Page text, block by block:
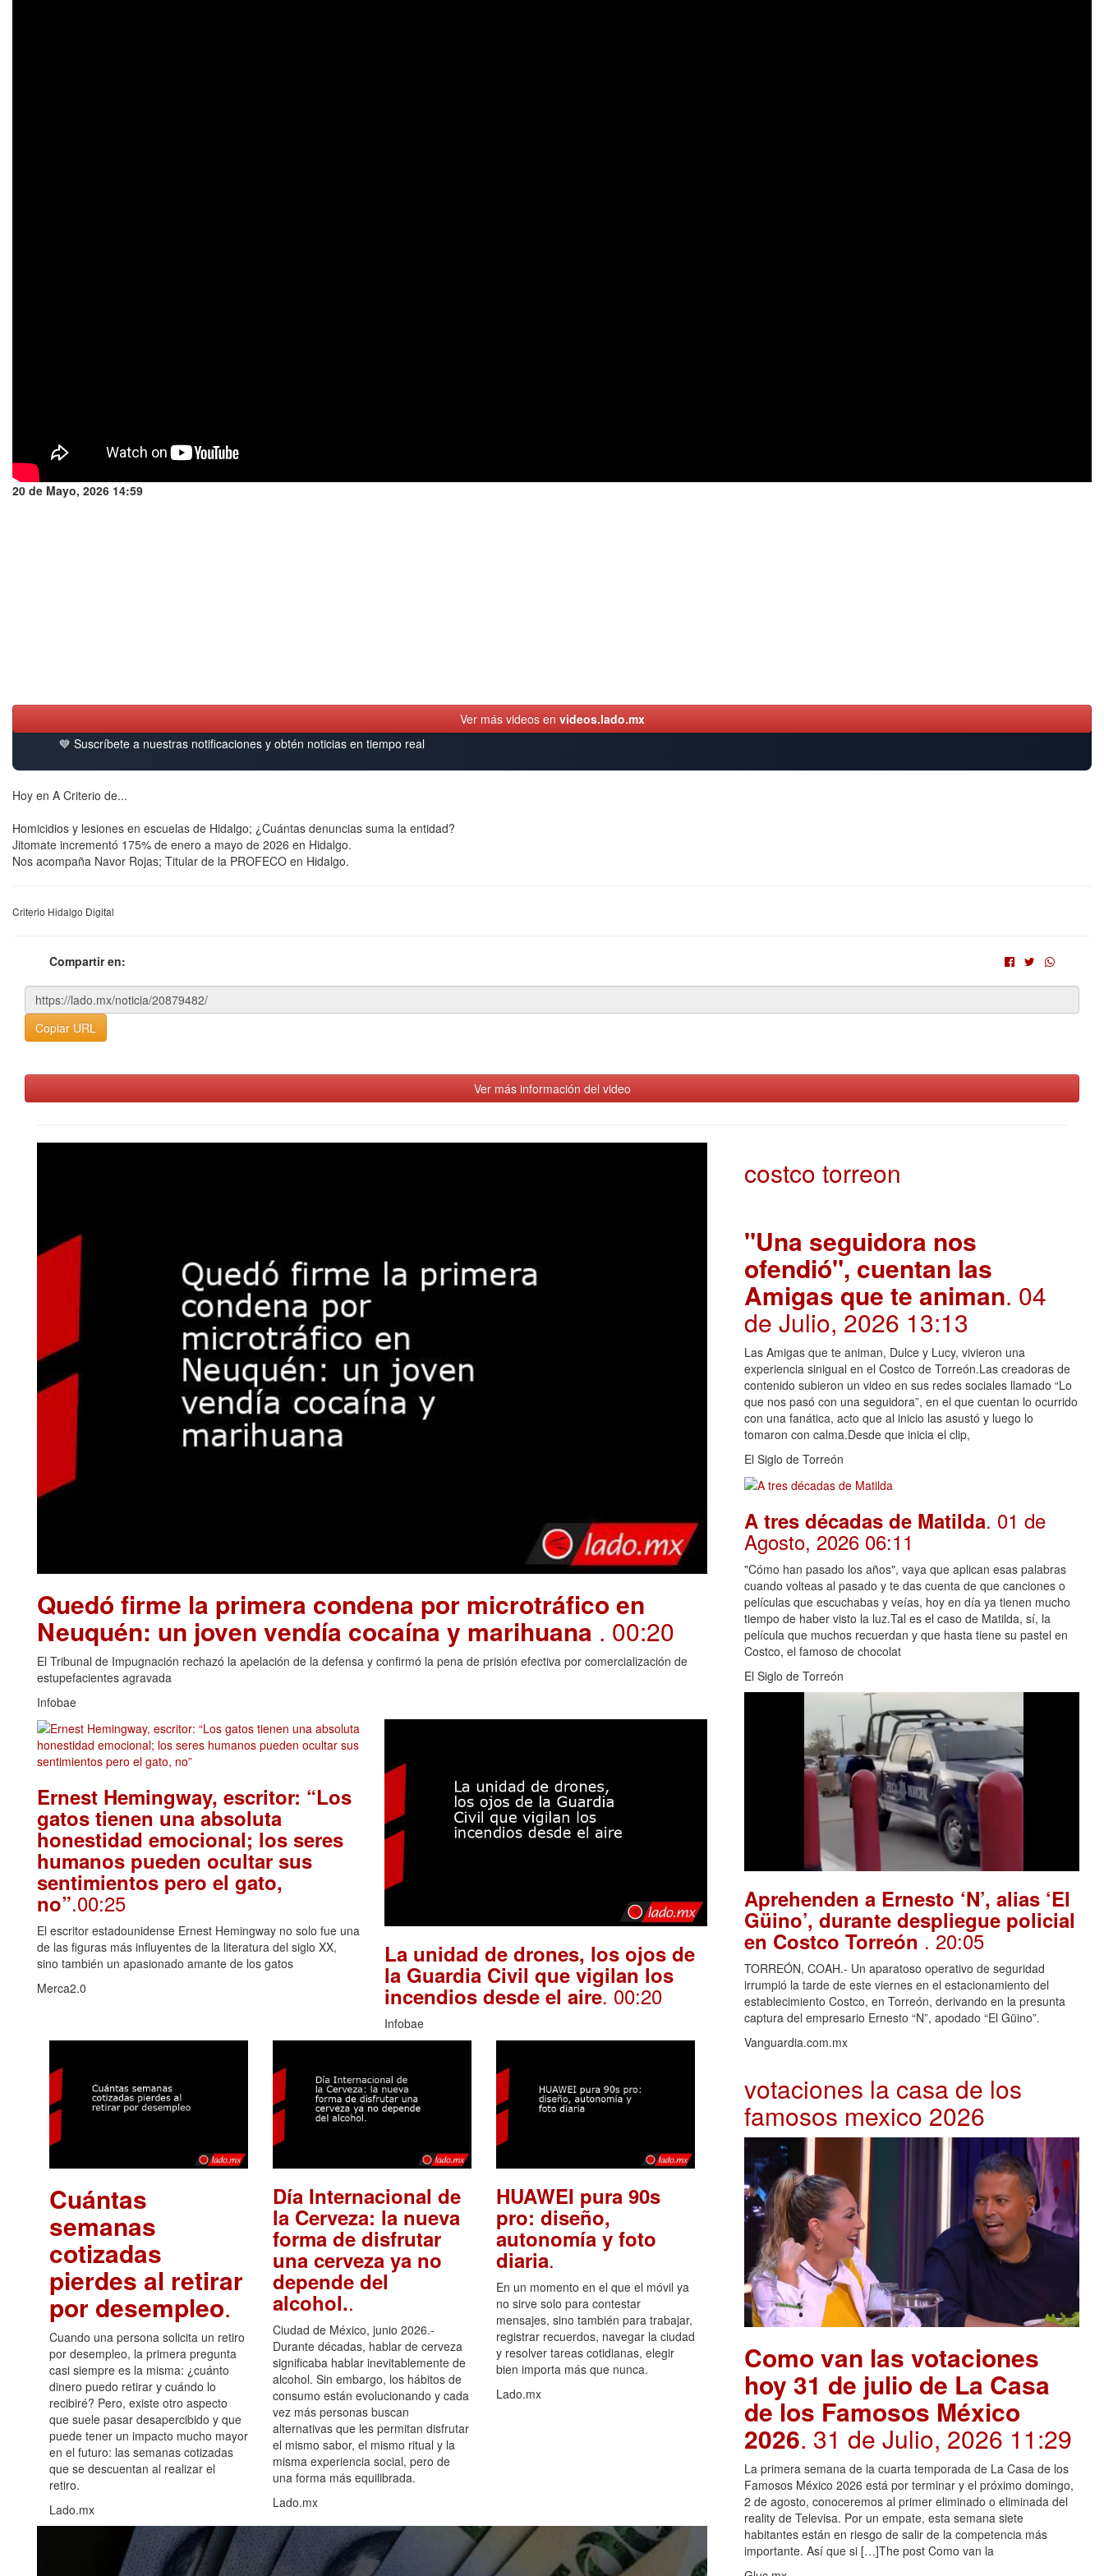
20 de Mayo, 2026 14:59
Ver más videos en videos.lado.mx
💙 Suscríbete a nuestras notificaciones y obtén noticias en tiempo real
Hoy en A Criterio de...
Homicidios y lesiones en escuelas de Hidalgo; ¿Cuántas denuncias suma la entidad?
Jitomate incrementó 175% de enero a mayo de 2026 en Hidalgo.
Nos acompaña Navor Rojas; Titular de la PROFECO en Hidalgo.
Criterio Hidalgo Digital
Compartir en:
Copiar URL
Ver más información del video
Quedó firme la primera condena por microtráfico en
Neuquén: un joven vendía cocaína y marihuana . 00:20
El Tribunal de Impugnación rechazó la apelación de la defensa y confirmó la pena de prisión efectiva por comercialización de
estupefacientes agravada
Infobae
Ernest Hemingway, escritor: “Los
gatos tienen una absoluta
honestidad emocional; los seres
humanos pueden ocultar sus
sentimientos pero el gato,
no”.00:25
El escritor estadounidense Ernest Hemingway no solo fue una
de las figuras más influyentes de la literatura del siglo XX,
sino también un apasionado amante de los gatos
Merca2.0
La unidad de drones, los ojos de
la Guardia Civil que vigilan los
incendios desde el aire. 00:20
Infobae
Cuántas
semanas
cotizadas
pierdes al retirar
por desempleo.
Cuando una persona solicita un retiro
por desempleo, la primera pregunta
casi siempre es la misma: ¿cuánto
dinero puedo retirar y cuándo lo
recibiré? Pero, existe otro aspecto
que suele pasar desapercibido y que
puede tener un impacto mucho mayor
en el futuro: las semanas cotizadas
que se descuentan al realizar el
retiro.
Lado.mx
Día Internacional de
la Cerveza: la nueva
forma de disfrutar
una cerveza ya no
depende del
alcohol..
Ciudad de México, junio 2026.-
Durante décadas, hablar de cerveza
significaba hablar inevitablemente de
alcohol. Sin embargo, los hábitos de
consumo están evolucionando y cada
vez más personas buscan
alternativas que les permitan disfrutar
el mismo sabor, el mismo ritual y la
misma experiencia social, pero de
una forma más equilibrada.
Lado.mx
HUAWEI pura 90s
pro: diseño,
autonomía y foto
diaria.
En un momento en el que el móvil ya
no sirve solo para contestar
mensajes, sino también para trabajar,
registrar recuerdos, navegar la ciudad
y resolver tareas cotidianas, elegir
bien importa más que nunca.
Lado.mx
costco torreon
"Una seguidora nos
ofendió", cuentan las
Amigas que te animan. 04
de Julio, 2026 13:13
Las Amigas que te animan, Dulce y Lucy, vivieron una
experiencia sinigual en el Costco de Torreón.Las creadoras de
contenido subieron un video en sus redes sociales llamado “Lo
que nos pasó con una seguidora”, en el que cuentan lo ocurrido
con una fanática, acto que al inicio las asustó y luego lo
tomaron con calma.Desde que inicia el clip,
El Siglo de Torreón
A tres décadas de Matilda. 01 de
Agosto, 2026 06:11
"Cómo han pasado los años", vaya que aplican esas palabras
cuando volteas al pasado y te das cuenta de que canciones o
películas que escuchabas y veías, hoy en día ya tienen mucho
tiempo de haber visto la luz.Tal es el caso de Matilda, sí, la
película que muchos recuerdan y que hasta tiene su pastel en
Costco, el famoso de chocolat
El Siglo de Torreón
Aprehenden a Ernesto ‘N’, alias ‘El
Güino’, durante despliegue policial
en Costco Torreón . 20:05
TORREÓN, COAH.- Un aparatoso operativo de seguridad
irrumpió la tarde de este viernes en el estacionamiento del
establecimiento Costco, en Torreón, derivando en la presunta
captura del empresario Ernesto “N”, apodado “El Güino”.
Vanguardia.com.mx
votaciones la casa de los
famosos mexico 2026
Como van las votaciones
hoy 31 de julio de La Casa
de los Famosos México
2026. 31 de Julio, 2026 11:29
La primera semana de la cuarta temporada de La Casa de los
Famosos México 2026 está por terminar y el próximo domingo,
2 de agosto, conoceremos al primer eliminado o eliminada del
reality de Televisa. Por un empate, esta semana siete
habitantes están en riesgo de salir de la competencia más
importante. Así que si […]The post Como van la